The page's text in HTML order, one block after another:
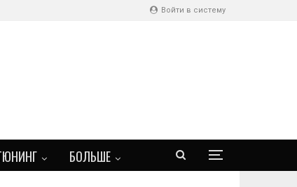
Войти в систему
БОЛЬШЕ